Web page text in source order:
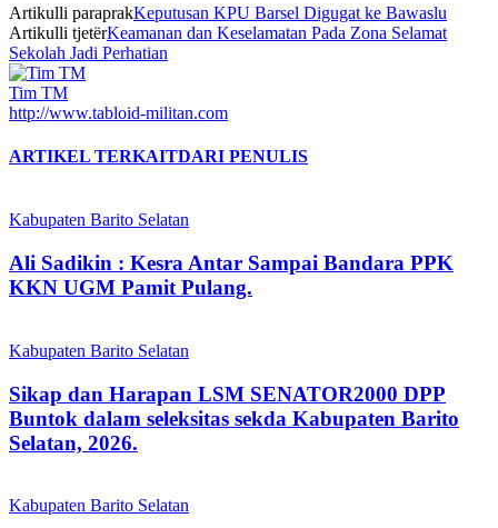
Artikulli paraprakKeputusan KPU Barsel Digugat ke Bawaslu
Artikulli tjetërKeamanan dan Keselamatan Pada Zona Selamat
Sekolah Jadi Perhatian
Tim TM
http://www.tabloid-militan.com
ARTIKEL TERKAITDARI PENULIS
Kabupaten Barito Selatan
Ali Sadikin : Kesra Antar Sampai Bandara PPK
KKN UGM Pamit Pulang.
Kabupaten Barito Selatan
Sikap dan Harapan LSM SENATOR2000 DPP
Buntok dalam seleksitas sekda Kabupaten Barito
Selatan, 2026.
Kabupaten Barito Selatan